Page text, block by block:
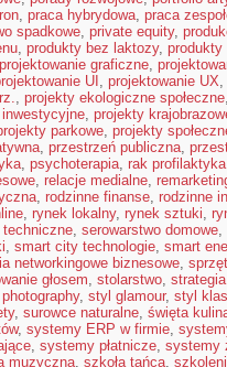
, praca hybrydowa, praca
spadkowe, private equity,
, produkty bez laktozy, produkty
projektowanie graficzne,
UI , projektowanie UX,
, projekty ekologiczne społeczne
, projekty
parkowe, projekty
, przestrzeń publiczna,
, psychoterapia, rak profilaktyka
, relacje medialne,
, rodzinne finanse, rodzinne
, rynek lokalny, rynek sztuki,
, serowarstwo domowe,
, smart city technologie, smart
networkingowe biznesowe,
głosem, stolarstwo,
, styl glamour, styl
, surowce naturalne, święta
, systemy ERP w firmie,
, systemy płatnicze, systemy
muzyczna, szkoła tańca,